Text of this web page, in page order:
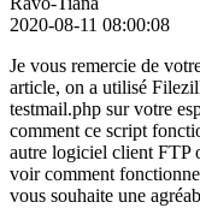
2020-08-11 08:00:08
Je vous remercie de
article, on a utilisé
testmail.php sur votre
comment ce script
autre logiciel client FTP
voir comment
vous souhaite une